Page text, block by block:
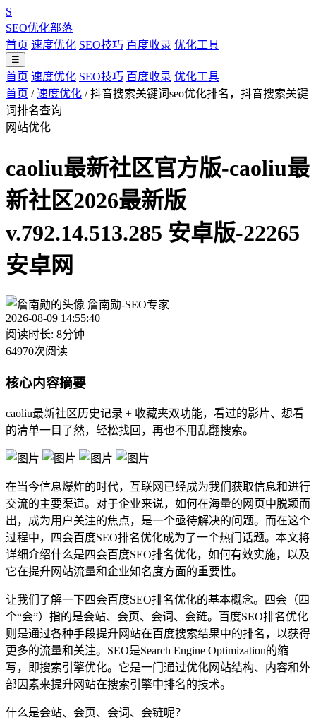
S
SEO优化部落
首页 速度优化 SEO技巧 百度收录 优化工具
☰
首页 速度优化 SEO技巧 百度收录 优化工具
首页 / 速度优化 / 抖音搜索关键词seo优化排名，抖音搜索关键
词排名查询
网站优化
caoliu最新社区官方版-caoliu最
新社区2026最新版
v.792.14.513.285 安卓版-22265
安卓网
詹南勋-SEO专家
2026-08-09 14:55:40
阅读时长: 8分钟
64970次阅读
核心内容摘要
caoliu最新社区历史记录 + 收藏夹双功能，看过的影片、想看
的清单一目了然，轻松找回，再也不用乱翻搜索。
在当今信息爆炸的时代，互联网已经成为我们获取信息和进行
交流的主要渠道。对于企业来说，如何在海量的网页中脱颖而
出，成为用户关注的焦点，是一个亟待解决的问题。而在这个
过程中，四会百度SEO排名优化成为了一个热门话题。本文将
详细介绍什么是四会百度SEO排名优化，如何有效实施，以及
它在提升网站流量和企业知名度方面的重要性。
让我们了解一下四会百度SEO排名优化的基本概念。四会（四
个“会”）指的是会站、会页、会词、会链。百度SEO排名优化
则是通过各种手段提升网站在百度搜索结果中的排名，以获得
更多的流量和关注。SEO是Search Engine Optimization的缩
写，即搜索引擎优化。它是一门通过优化网站结构、内容和外
部因素来提升网站在搜索引擎中排名的技术。
什么是会站、会页、会词、会链呢？